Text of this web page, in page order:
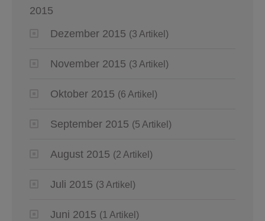
2015
Dezember 2015 (3 Artikel)
November 2015 (3 Artikel)
Oktober 2015 (6 Artikel)
September 2015 (5 Artikel)
August 2015 (2 Artikel)
Juli 2015 (3 Artikel)
Juni 2015 (1 Artikel)